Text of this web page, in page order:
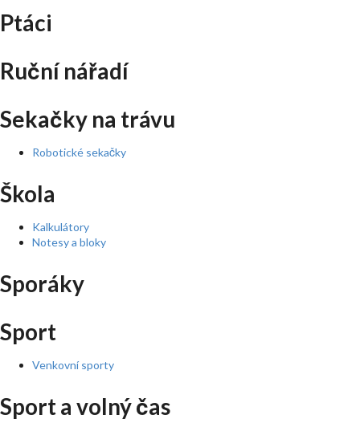
Ptáci
Ruční nářadí
Sekačky na trávu
Robotické sekačky
Škola
Kalkulátory
Notesy a bloky
Sporáky
Sport
Venkovní sporty
Sport a volný čas